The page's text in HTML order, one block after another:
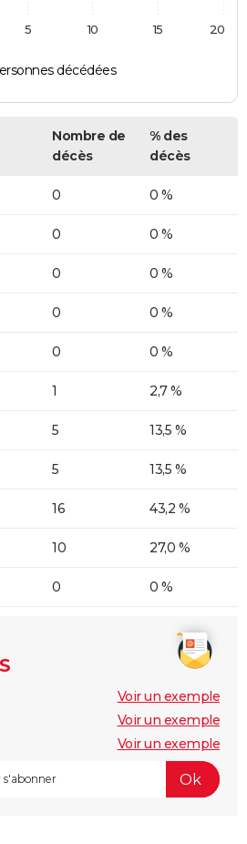
décédées
5 10 15 20
Nombre de
décès
% des
décès
0 0 %
0 0 %
0 0 %
0 0 %
0 0 %
1 2,7 %
5 13,5 %
5 13,5 %
16 43,2 %
10 27,0 %
0 0 %
Voir un exemple
Voir un exemple
Voir un exemple